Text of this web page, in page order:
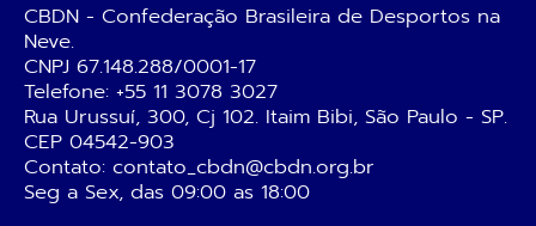
CBDN - Confederação Brasileira de Desportos na
Neve.
CNPJ 67.148.288/0001-17
Telefone: +55 11 3078 3027
Rua Urussuí, 300, Cj 102. Itaim Bibi, São Paulo - SP.
CEP 04542-903
Contato: contato_cbdn@cbdn.org.br
Seg a Sex, das 09:00 as 18:00